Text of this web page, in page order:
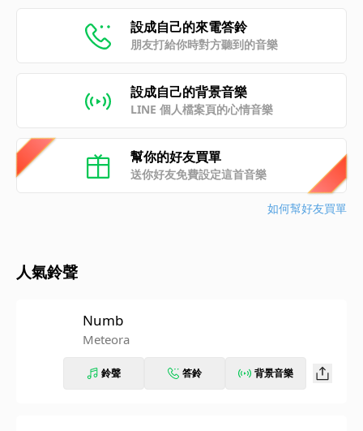
設成自己的來電答鈴
朋友打給你時對方聽到的音樂
設成自己的背景音樂
LINE 個人檔案頁的心情音樂
幫你的好友買單
送你好友免費設定這首音樂
如何幫好友買單
人氣鈴聲
Numb
Meteora
鈴聲 答鈴 背景音樂